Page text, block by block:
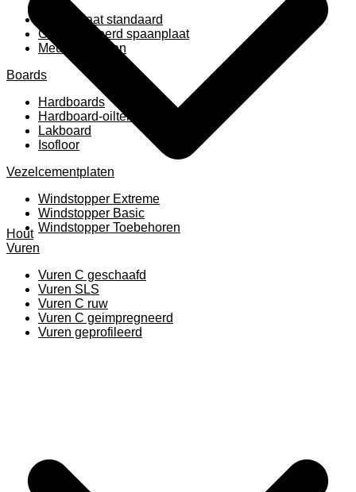
Spaanplaat standaard
Geplastificeerd spaanplaat
Meubelpanelen
Boards
Hardboards
Hardboard-oiltemperated
Lakboard
Isofloor
Vezelcementplaten
Windstopper Extreme
Windstopper Basic
Windstopper Toebehoren
Hout
Vuren
Vuren C geschaafd
Vuren SLS
Vuren C ruw
Vuren C geimpregneerd
Vuren geprofileerd